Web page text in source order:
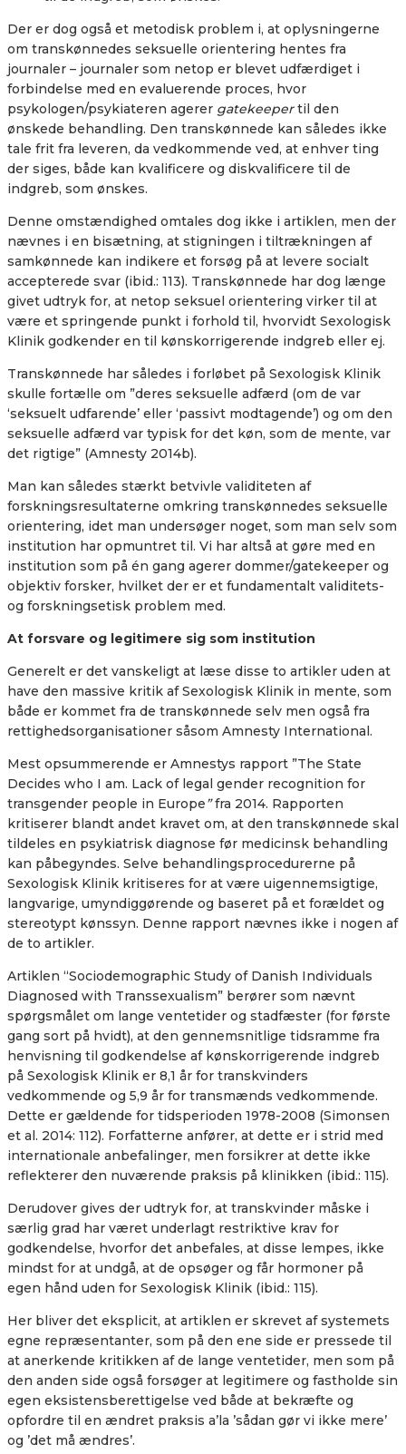
Der er dog også et metodisk problem i, at oplysningerne
om transkønnedes seksuelle orientering hentes fra
journaler – journaler som netop er blevet udfærdiget i
forbindelse med en evaluerende proces, hvor
psykologen/psykiateren agerer gatekeepertil den
ønskede behandling. Den transkønnede kan således ikke
tale frit fra leveren, da vedkommende ved, at enhver ting
der siges, både kan kvalificere og diskvalificere til de
indgreb, som ønskes.
Denne omstændighed omtales dog ikke i artiklen, men der
nævnes i en bisætning, at stigningen i tiltrækningen af
samkønnede kan indikere et forsøg på at levere socialt
accepterede svar (ibid.: 113). Transkønnede har dog længe
givet udtryk for, at netop seksuel orientering virker til at
være et springende punkt i forhold til, hvorvidt Sexologisk
Klinik godkender en til kønskorrigerende indgreb eller ej.
Transkønnede har således i forløbet på Sexologisk Klinik
skulle fortælle om ”deres seksuelle adfærd (om de var
‘seksuelt udfarende’ eller ‘passivt modtagende’) og om den
seksuelle adfærd var typisk for det køn, som de mente, var
det rigtige” (Amnesty 2014b).
Man kan således stærkt betvivle validiteten af
forskningsresultaterne omkring transkønnedes seksuelle
orientering, idet man undersøger noget, som man selv som
institution har opmuntret til. Vi har altså at gøre med en
institution som på én gang agerer dommer/gatekeeper og
objektiv forsker, hvilket der er et fundamentalt validitets-
og forskningsetisk problem med.
At forsvare og legitimere sig som institution
Generelt er det vanskeligt at læse disse to artikler uden at
have den massive kritik af Sexologisk Klinik in mente, som
både er kommet fra de transkønnede selv men også fra
rettighedsorganisationer såsom Amnesty International.
Mest opsummerende er Amnestys rapport ”The State
Decides who I am. Lack of legal gender recognition for
transgender people in Europe”fra 2014. Rapporten
kritiserer blandt andet kravet om, at den transkønnede skal
tildeles en psykiatrisk diagnose før medicinsk behandling
kan påbegyndes. Selve behandlingsprocedurerne på
Sexologisk Klinik kritiseres for at være uigennemsigtige,
langvarige, umyndiggørende og baseret på et forældet og
stereotypt kønssyn. Denne rapport nævnes ikke i nogen af
de to artikler.
Artiklen “Sociodemographic Study of Danish Individuals
Diagnosed with Transsexualism” berører som nævnt
spørgsmålet om lange ventetider og stadfæster (for første
gang sort på hvidt), at den gennemsnitlige tidsramme fra
henvisning til godkendelse af kønskorrigerende indgreb
på Sexologisk Klinik er 8,1 år for transkvinders
vedkommende og 5,9 år for transmænds vedkommende.
Dette er gældende for tidsperioden 1978-2008 (Simonsen
et al. 2014: 112). Forfatterne anfører, at dette er i strid med
internationale anbefalinger, men forsikrer at dette ikke
reflekterer den nuværende praksis på klinikken (ibid.: 115).
Derudover gives der udtryk for, at transkvinder måske i
særlig grad har været underlagt restriktive krav for
godkendelse, hvorfor det anbefales, at disse lempes, ikke
mindst for at undgå, at de opsøger og får hormoner på
egen hånd uden for Sexologisk Klinik (ibid.: 115).
Her bliver det eksplicit, at artiklen er skrevet af systemets
egne repræsentanter, som på den ene side er pressede til
at anerkende kritikken af de lange ventetider, men som på
den anden side også forsøger at legitimere og fastholde sin
egen eksistensberettigelse ved både at bekræfte og
opfordre til en ændret praksis a’la ’sådan gør vi ikke mere’
og ’det må ændres’.